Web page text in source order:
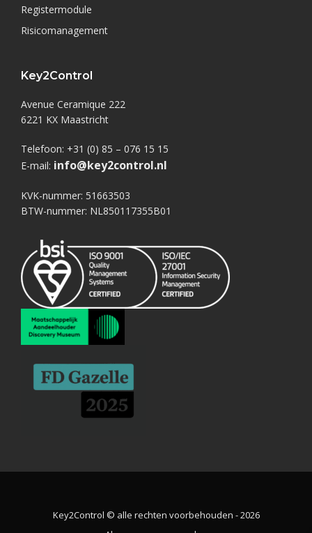
Registermodule
Risicomanagement
Key2Control
Avenue Ceramique 222
6221 KX Maastricht
Telefoon: +31 (0) 85 – 076 15 15
E-mail: info@key2control.nl
KVK-nummer: 51663503
BTW-nummer: NL850117355B01
Key2Control © alle rechten voorbehouden - 2026